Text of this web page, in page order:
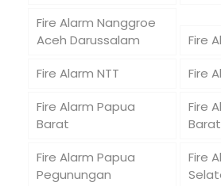
Fire Alarm Nanggroe
Aceh Darussalam
Fire
Fire Alarm NTT
Fire
Fire Alarm Papua
Barat
Fire
Fire Alarm Papua
Pegunungan
Fire